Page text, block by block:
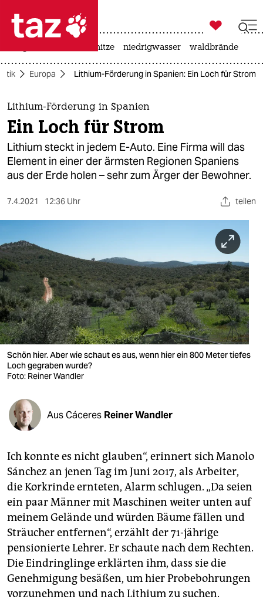
 taz zahl ich
taz zahl ich
themen
politik
öko
sport
berlin
nord
wahrheit
verlag
verlag
shop
fragen & hilfe
unterstützen
abo
genossenschaft
epaper login

taz zahl ich
hitze niedrigwasser waldbrände
Europa Lithium-Förderung in Spanien: Ein Loch für Strom
Lithium-Förderung in Spanien
Ein Loch für Strom
Lithium steckt in jedem E-Auto. Eine Firma will das
Element in einer der ärmsten Regionen Spaniens
aus der Erde holen – sehr zum Ärger der Bewohner.
7.4.2021 12:36 Uhr teilen
Schön hier. Aber wie schaut es aus, wenn hier ein 800 Meter tiefes
Loch gegraben wurde?
Foto: Reiner Wandler
Aus Cáceres Reiner Wandler
Ich konnte es nicht glauben“, erinnert sich Manolo
Sánchez an jenen Tag im Juni 2017, als Arbeiter,
die Korkrinde ernteten, Alarm schlugen. „Da seien
ein paar Männer mit Maschinen weiter unten auf
meinem Gelände und würden Bäume fällen und
Sträucher entfernen“, erzählt der 71-jährige
pensionierte Lehrer. Er schaute nach dem Rechten.
Die Eindringlinge erklärten ihm, dass sie die
Genehmigung besäßen, um hier Probebohrungen
vorzunehmen und nach Lithium zu suchen.